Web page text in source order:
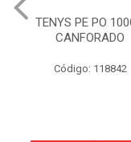
TENYS PE PO
CANFORADO
Código: 118842